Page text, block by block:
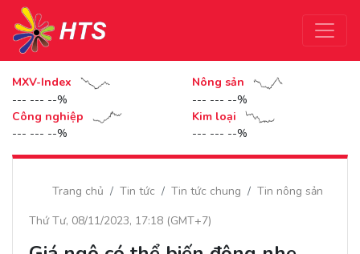
MXV-Index
--- --- --%
Nông sản
--- --- --%
Công nghiệp
--- --- --%
Kim loại
--- --- --%
Trang chủ Tin tức Tin tức chung
Tin nông sản
Thứ Tư, 08/11/2023, 17:18 (GMT+7)